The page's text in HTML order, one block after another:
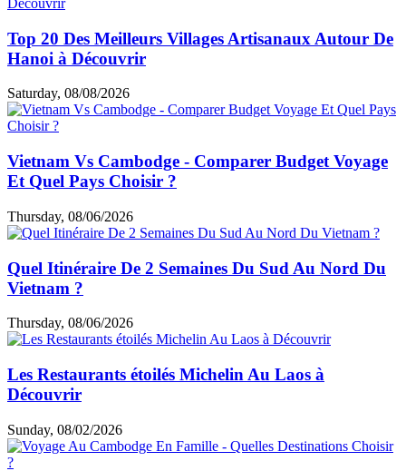
Top 20 Des Meilleurs Villages Artisanaux Autour De
Hanoi à Découvrir
Saturday, 08/08/2026
Vietnam Vs Cambodge - Comparer Budget Voyage
Et Quel Pays Choisir ?
Thursday, 08/06/2026
Quel Itinéraire De 2 Semaines Du Sud Au Nord Du
Vietnam ?
Thursday, 08/06/2026
Les Restaurants étoilés Michelin Au Laos à
Découvrir
Sunday, 08/02/2026